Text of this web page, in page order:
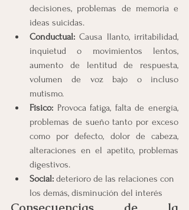
decisiones, problemas de memoria e
ideas suicidas.
Conductual: Causa llanto, irritabilidad,
inquietud o movimientos lentos,
aumento de lentitud de respuesta,
volumen de voz bajo o incluso
mutismo.
Físico: Provoca fatiga, falta de energía,
problemas de sueño tanto por exceso
como por defecto, dolor de cabeza,
alteraciones en el apetito, problemas
digestivos.
Social: deterioro de las relaciones con
los demás, disminución del interés